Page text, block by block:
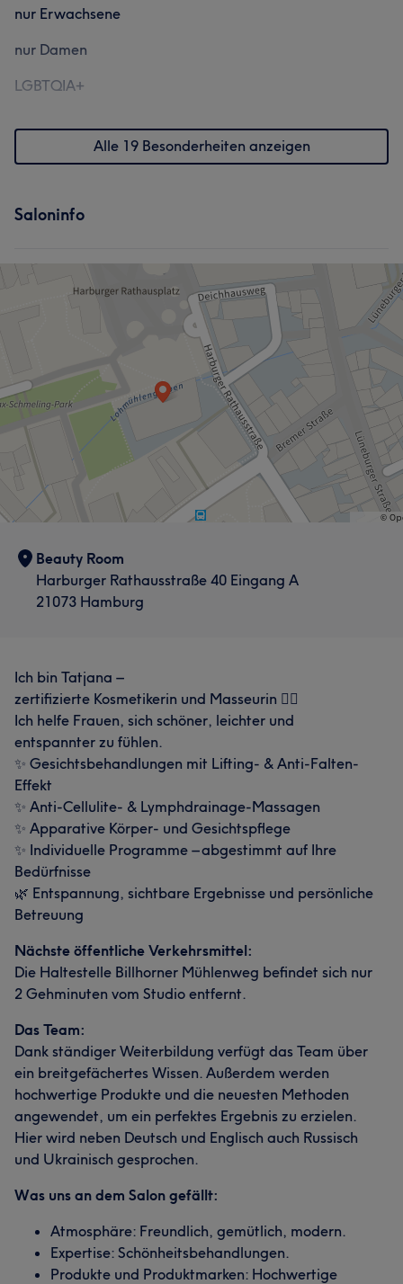
nur Erwachsene
nur Damen
LGBTQIA+
Alle 19 Besonderheiten anzeigen
Saloninfo
Beauty Room
Harburger Rathausstraße 40 Eingang A
21073 Hamburg
Ich bin Tatjana –
zertifizierte Kosmetikerin und Masseurin 💆‍♀️
Ich helfe Frauen, sich schöner, leichter und
entspannter zu fühlen.
✨ Gesichtsbehandlungen mit Lifting- & Anti-Falten-
Effekt
✨ Anti-Cellulite- & Lymphdrainage-Massagen
✨ Apparative Körper- und Gesichtspflege
✨ Individuelle Programme – abgestimmt auf Ihre
Bedürfnisse
🌿 Entspannung, sichtbare Ergebnisse und persönliche
Betreuung
Nächste öffentliche Verkehrsmittel:
Die Haltestelle Billhorner Mühlenweg befindet sich nur
2 Gehminuten vom Studio entfernt.
Das Team:
Dank ständiger Weiterbildung verfügt das Team über
ein breitgefächertes Wissen. Außerdem werden
hochwertige Produkte und die neuesten Methoden
angewendet, um ein perfektes Ergebnis zu erzielen.
Hier wird neben Deutsch und Englisch auch Russisch
und Ukrainisch gesprochen.
Was uns an dem Salon gefällt:
Atmosphäre: Freundlich, gemütlich, modern.
Expertise: Schönheitsbehandlungen.
Produkte und Produktmarken: Hochwertige